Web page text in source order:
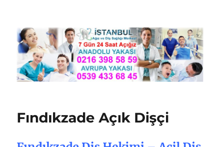
Nöbetçi Dişçi İstanbul
Fındıkzade Açık Dişçi